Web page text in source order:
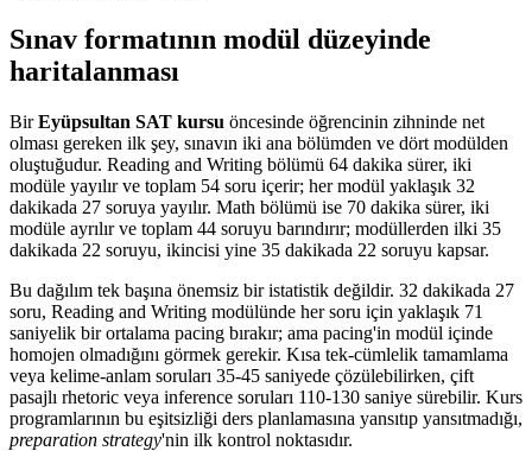
Sınav formatının modül düzeyinde
haritalanması
BirEyüpsultan SAT kursu öncesinde öğrencinin zihninde net
olması gereken ilk şey, sınavın iki ana bölümden ve dört modülden
oluştuğudur. Reading and Writing bölümü 64 dakika sürer, iki
modüle yayılır ve toplam 54 soru içerir; her modül yaklaşık 32
dakikada 27 soruya yayılır. Math bölümü ise 70 dakika sürer, iki
modüle ayrılır ve toplam 44 soruyu barındırır; modüllerden ilki 35
dakikada 22 soruyu, ikincisi yine 35 dakikada 22 soruyu kapsar.
Bu dağılım tek başına önemsiz bir istatistik değildir. 32 dakikada 27
soru, Reading and Writing modülünde her soru için yaklaşık 71
saniyelik bir ortalama pacing bırakır; ama pacing'in modül içinde
homojen olmadığını görmek gerekir. Kısa tek-cümlelik tamamlama
veya kelime-anlam soruları 35-45 saniyede çözülebilirken, çift
pasajlı rhetoric veya inference soruları 110-130 saniye sürebilir. Kurs
programlarının bu eşitsizliği ders planlamasına yansıtıp yansıtmadığı,
preparation strategy'nin ilk kontrol noktasıdır.